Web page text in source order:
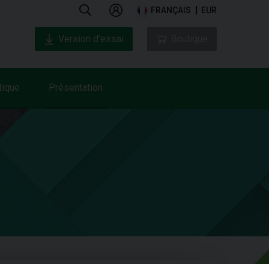
FRANÇAIS EUR
Présentation
Version d’essai